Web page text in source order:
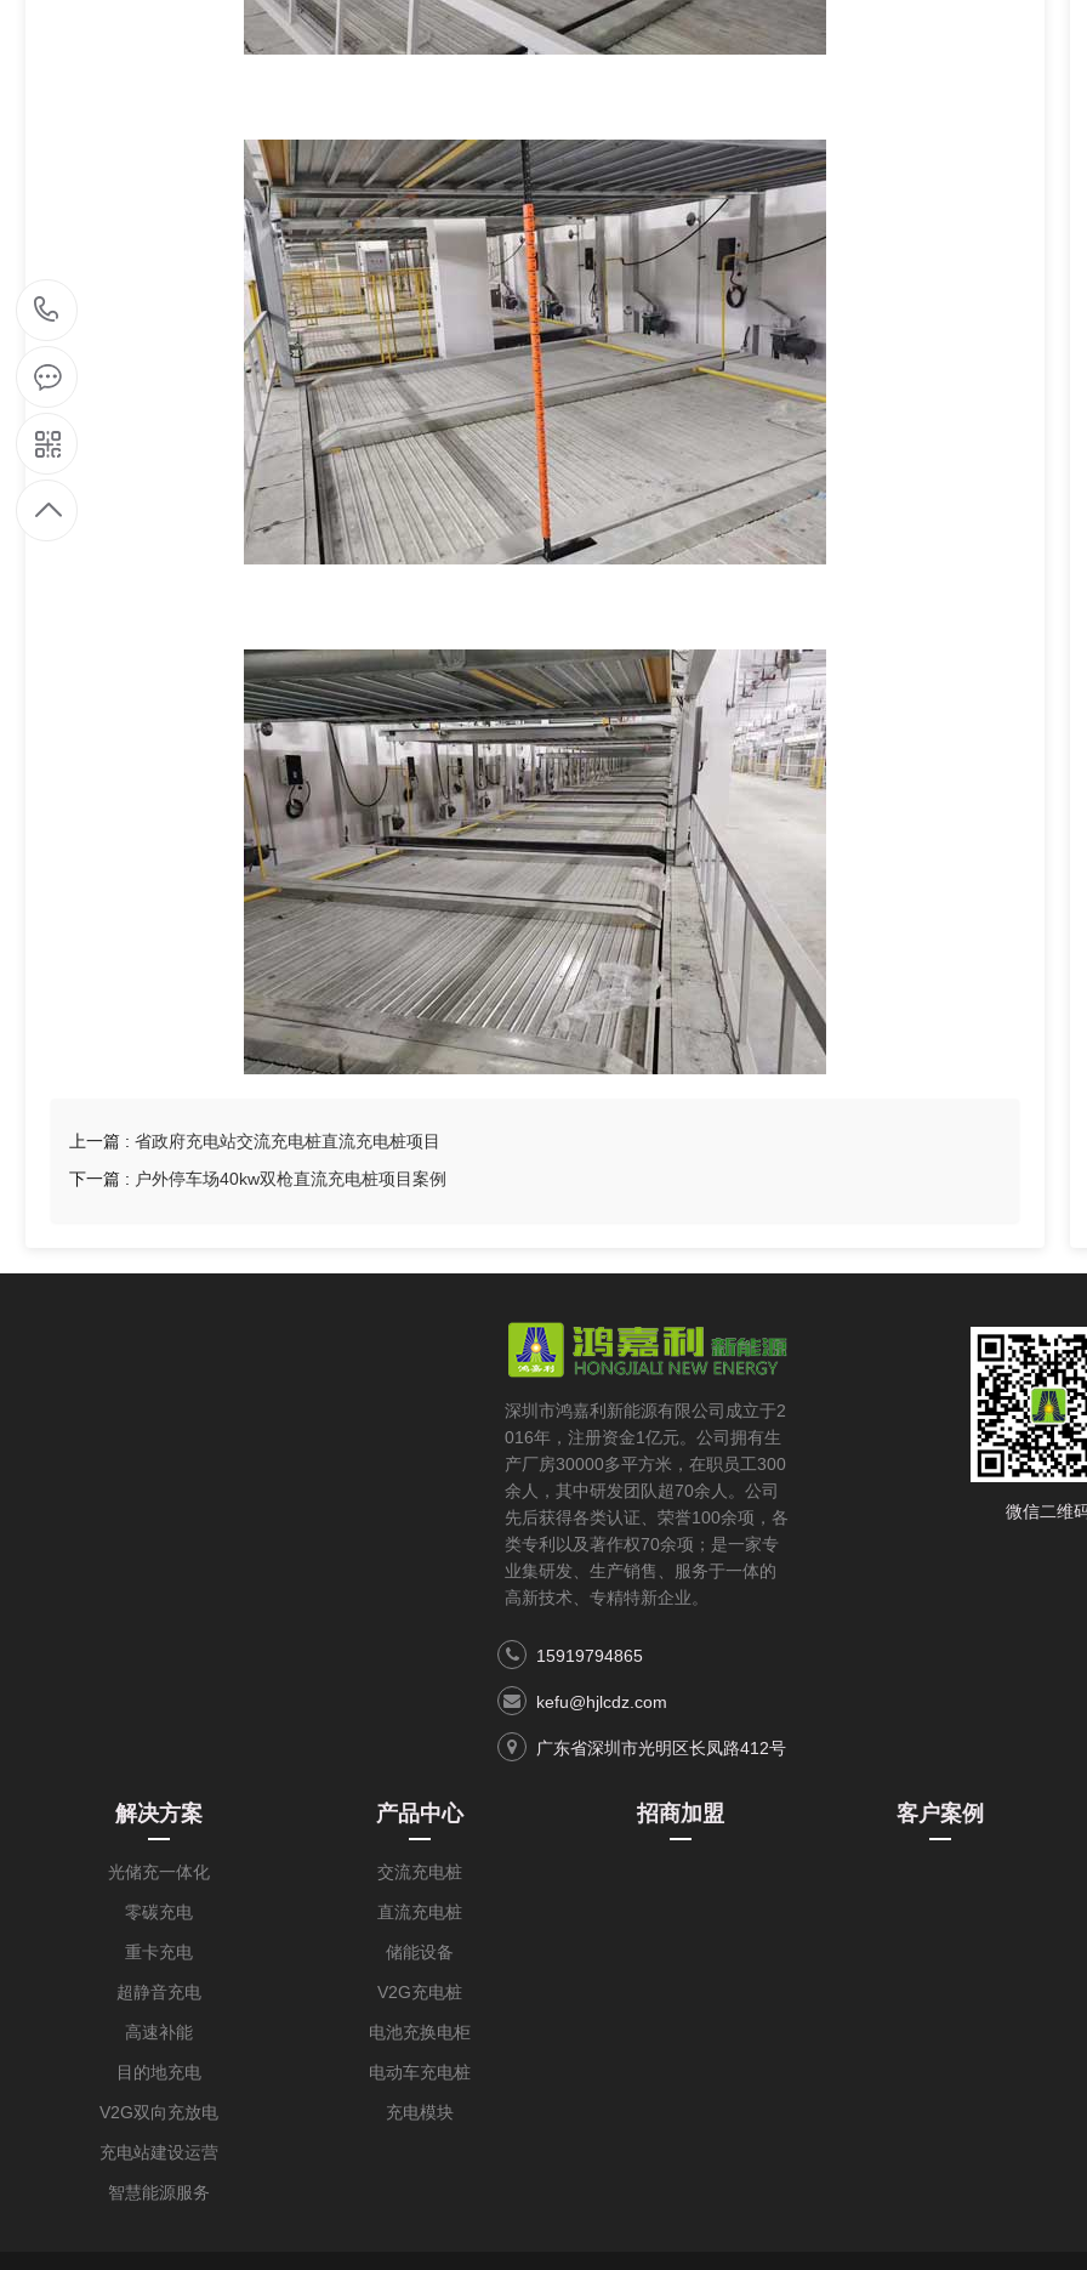
上一篇 : 省政府充电站交流充电桩直流充电桩项目
下一篇 : 户外停车场40kw双枪直流充电桩项目案例
深圳市鸿嘉利新能源有限公司成立于2
016年，注册资金1亿元。公司拥有生
产厂房30000多平方米，在职员工300
余人，其中研发团队超70余人。公司
先后获得各类认证、荣誉100余项，各
类专利以及著作权70余项；是一家专
业集研发、生产销售、服务于一体的
高新技术、专精特新企业。
15919794865
kefu@hjlcdz.com
广东省深圳市光明区长凤路412号
微信二维
解决方案
光储充一体化
零碳充电
重卡充电
超静音充电
高速补能
目的地充电
V2G双向充放电
充电站建设运营
智慧能源服务
产品中心
交流充电桩
直流充电桩
储能设备
V2G充电桩
电池充换电柜
电动车充电桩
充电模块
招商加盟 客户案例